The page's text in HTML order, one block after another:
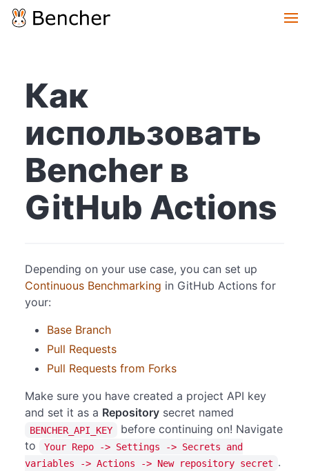
Как
использовать
Bencher в
GitHub Actions
Depending on your use case, you can set up
Continuous Benchmarking in GitHub Actions for
your:
Base Branch
Pull Requests
Pull Requests from Forks
Make sure you have created a project API key
and set it as a Repository secret named
BENCHER_API_KEY
before continuing on! Navigate
to
Your Repo -> Settings -> Secrets and
variables -> Actions -> New repository secret .